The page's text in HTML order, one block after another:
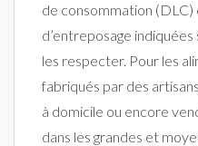
de consommation
d’entreposage
les respecter. Pour les
fabriqués par des
à domicile ou encore
dans les grandes et